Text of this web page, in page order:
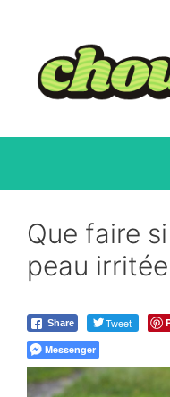
contenu
Que faire
peau irritée
Share Tweet
Messenger